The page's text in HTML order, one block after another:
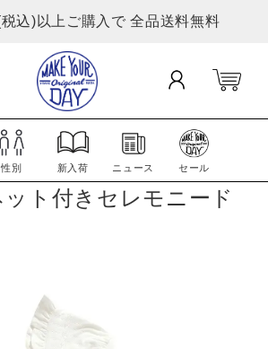
込)以上ご購入で 全品送料無料
ト付きセレモニード
性別 新入荷 ニュース セール